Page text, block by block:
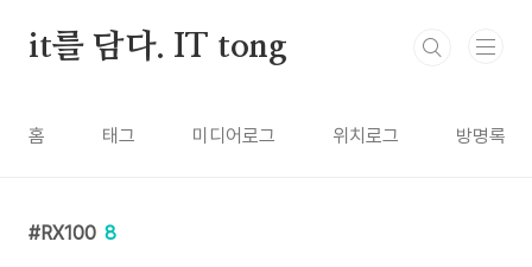
it를 담다. IT tong
홈 태그 미디어로그 위치로그 방명록
RX100 8